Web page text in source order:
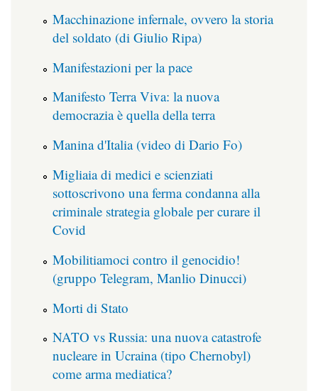
Macchinazione infernale, ovvero la storia
del soldato (di Giulio Ripa)
Manifestazioni per la pace
Manifesto Terra Viva: la nuova
democrazia è quella della terra
Manina d'Italia (video di Dario Fo)
Migliaia di medici e scienziati
sottoscrivono una ferma condanna alla
criminale strategia globale per curare il
Covid
Mobilitiamoci contro il genocidio!
(gruppo Telegram, Manlio Dinucci)
Morti di Stato
NATO vs Russia: una nuova catastrofe
nucleare in Ucraina (tipo Chernobyl)
come arma mediatica?